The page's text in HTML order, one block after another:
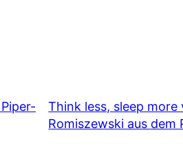
Think less, sleep more
Romiszewski aus dem